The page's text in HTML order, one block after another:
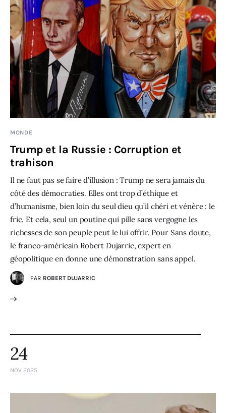
MONDE
Trump et la Russie : Corruption et
trahison
Il ne faut pas se faire d’illusion : Trump ne sera jamais du
côté des démocraties. Elles ont trop d’éthique et
d’humanisme, bien loin du seul dieu qu’il chéri et vénère : le
fric. Et cela, seul un poutine qui pille sans vergogne les
richesses de son peuple peut le lui offrir. Pour Sans doute,
le franco-américain Robert Dujarric, expert en
géopolitique en donne une démonstration sans appel.
PAR ROBERT DUJARRIC
24
NOV 2025